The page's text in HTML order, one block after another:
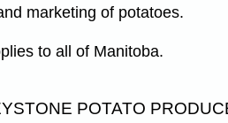
marketing of potatoes.
to all of Manitoba.
POTATO